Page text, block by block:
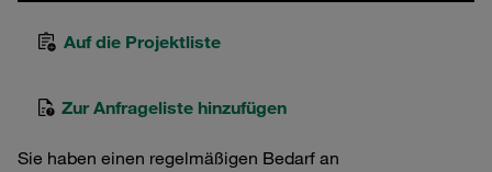
Auf die Projektliste
Zur Anfrageliste hinzufügen
Sie haben einen regelmäßigen Bedarf an